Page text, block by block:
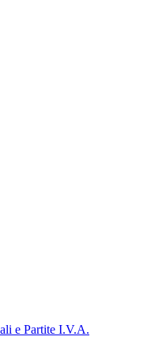
e Partite I.V.A.